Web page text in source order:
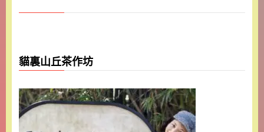
貓裏山丘茶作坊